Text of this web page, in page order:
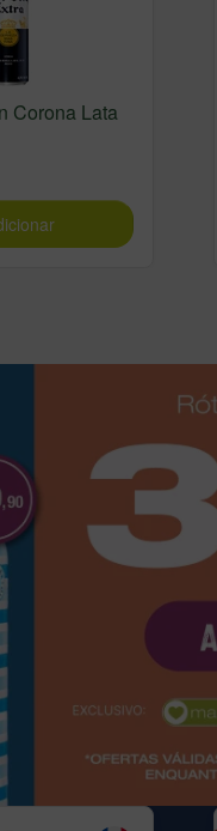
Corona Lata